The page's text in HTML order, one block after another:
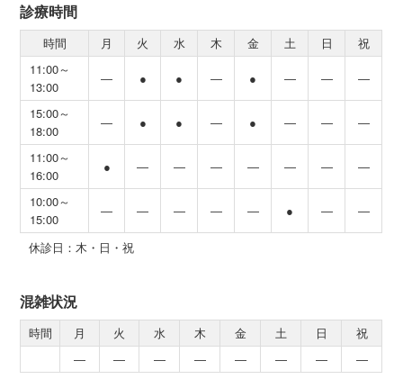
診療時間
時間 月 火 水 木 金 土 日
祝
11:00～
13:00
― ● ● ― ● ― ― ―
15:00～
18:00
― ● ● ― ● ― ― ―
11:00～
16:00
● ― ― ― ― ― ― ―
10:00～
15:00
― ― ― ― ― ● ― ―
休診日：木・日・祝
混雑状況
時間 月 火 水 木 金 土 日
祝
―
― ― ― ― ― ― ―